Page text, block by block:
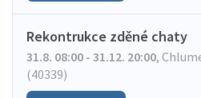
Rekontrukce zděné chaty
31.8. 08:00 - 31.12. 20:00,
(40339)